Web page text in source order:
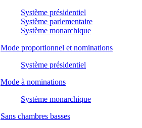
Système présidentiel
Système parlementaire
Système monarchique
Mode proportionnel et nominations
Système présidentiel
Mode à nominations
Système monarchique
Sans chambres basses